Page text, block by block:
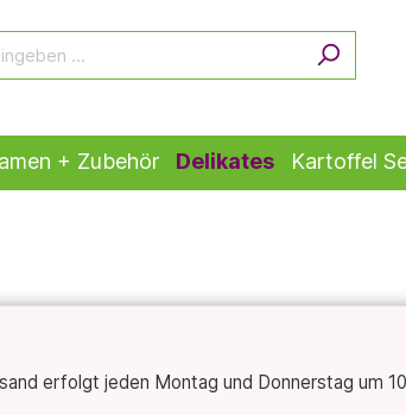
+ Zubehör Delikates Kartoffel
erfolgt jeden Montag und Donnerstag um